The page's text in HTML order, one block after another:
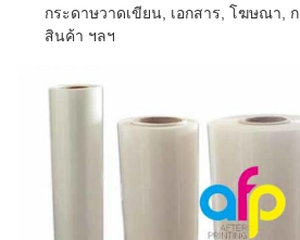
กระดาษวาดเขียน, เอกสาร, โฆษณา,
สินค้า ฯลฯ